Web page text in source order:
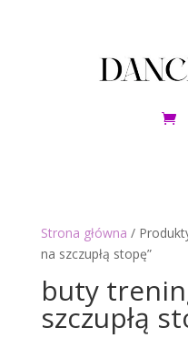
Strona główna /
na szczupłą stopę”
buty
szczupłą